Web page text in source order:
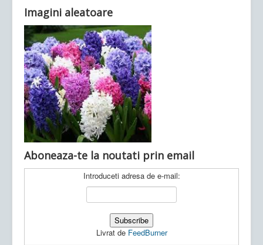
Ultimele articole: Vi, 04.11.2022 -
Județean Mehedinți
Imagini aleatoare
Aboneaza-te la noutati prin email
Introduceti adresa de e-mail:
Livrat de FeedBurner